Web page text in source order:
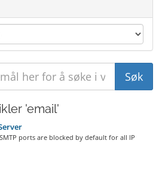
'email'
ports are blocked by default for all IP